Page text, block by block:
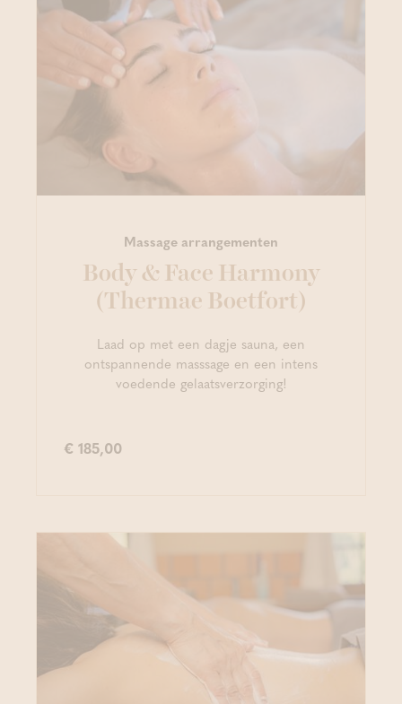
Massage arrangementen
Body & Face Harmony
(Thermae Boetfort)
Laad op met een dagje sauna, een
ontspannende masssage en een intens
voedende gelaatsverzorging!
€ 185,00